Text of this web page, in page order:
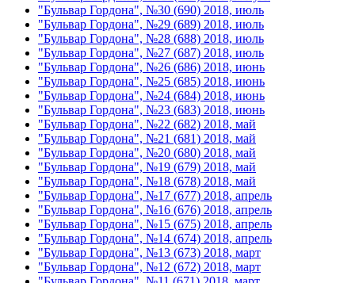
"Бульвар Гордона", №30 (690) 2018, июль
"Бульвар Гордона", №29 (689) 2018, июль
"Бульвар Гордона", №28 (688) 2018, июль
"Бульвар Гордона", №27 (687) 2018, июль
"Бульвар Гордона", №26 (686) 2018, июнь
"Бульвар Гордона", №25 (685) 2018, июнь
"Бульвар Гордона", №24 (684) 2018, июнь
"Бульвар Гордона", №23 (683) 2018, июнь
"Бульвар Гордона", №22 (682) 2018, май
"Бульвар Гордона", №21 (681) 2018, май
"Бульвар Гордона", №20 (680) 2018, май
"Бульвар Гордона", №19 (679) 2018, май
"Бульвар Гордона", №18 (678) 2018, май
"Бульвар Гордона", №17 (677) 2018, апрель
"Бульвар Гордона", №16 (676) 2018, апрель
"Бульвар Гордона", №15 (675) 2018, апрель
"Бульвар Гордона", №14 (674) 2018, апрель
"Бульвар Гордона", №13 (673) 2018, март
"Бульвар Гордона", №12 (672) 2018, март